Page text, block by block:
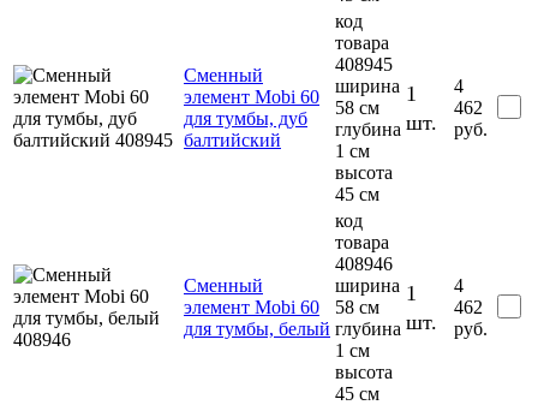
Сменный
элемент Mobi 60
для тумбы, дуб
балтийский
код
товара
408945
ширина
58 см
глубина
1 см
высота
45 см
1
шт.
4
462
руб.
Сменный
элемент Mobi 60
для тумбы, белый
код
товара
408946
ширина
58 см
глубина
1 см
высота
45 см
1
шт.
4
462
руб.